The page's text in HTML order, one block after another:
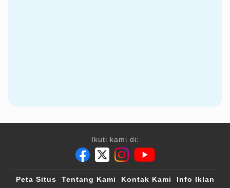
Ikuti kami di:
Peta Situs Tentang Kami Kontak Kami
Info Iklan